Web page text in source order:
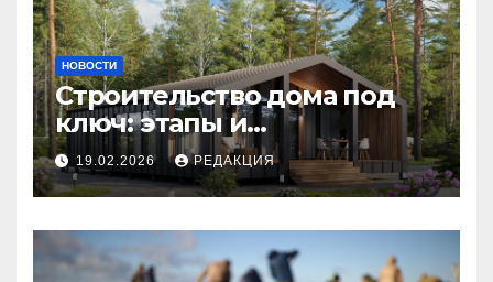
НОВОСТИ
Строительство дома под
ключ: этапы и
планирование бюджета
19.02.2026 РЕДАКЦИЯ